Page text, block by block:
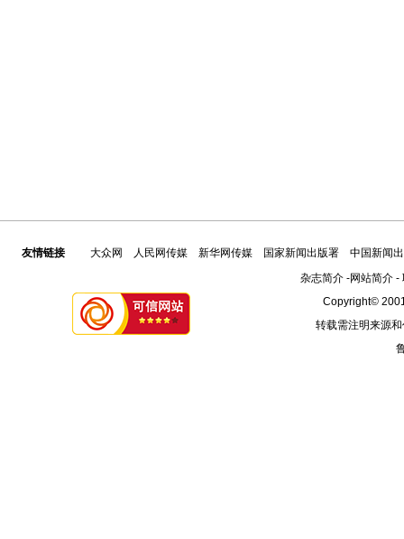
友情链接 大众网 人民网传媒 新华网传媒 国家新闻出版署
中国新闻
杂志简介-网站简介-
Copyright©
转载需注明来源